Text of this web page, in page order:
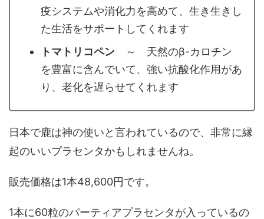
疫システムや消化力を高めて、生き生きし
た生活をサポートしてくれます
トマトリコペン ～ 天然のβ-カロチン
を豊富に含んでいて、強い抗酸化作用があ
り、老化を遅らせてくれます
日本で鹿は神の使いと言われているので、非常に縁
起のいいプラセンタかもしれませんね。
販売価格は1本48,600円です。
1本に60粒のパーティアプラセンタが入っているの